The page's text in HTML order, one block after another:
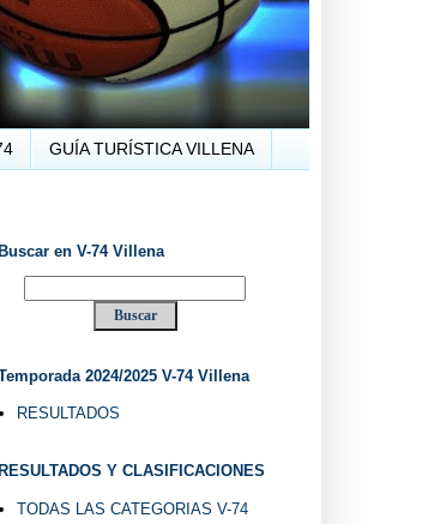
GUÍA TURÍSTICA VILLENA
...
Buscar en V-74 Villena
2024/2025 V-74 Villena
RESULTADOS
RESULTADOS Y CLASIFICACIONES
TODAS LAS CATEGORIAS V-74